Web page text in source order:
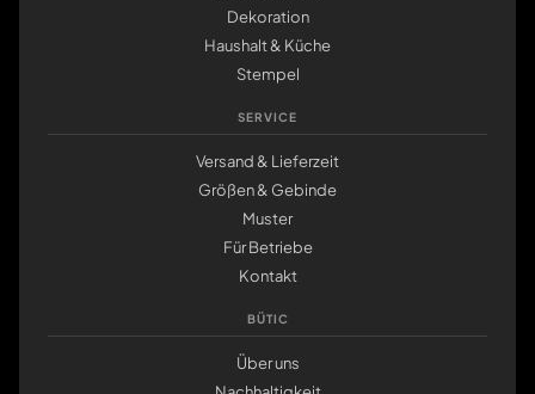
Dekoration
Haushalt & Küche
Stempel
SERVICE
Versand & Lieferzeit
Größen & Gebinde
Muster
Für Betriebe
Kontakt
BÜTIC
Über uns